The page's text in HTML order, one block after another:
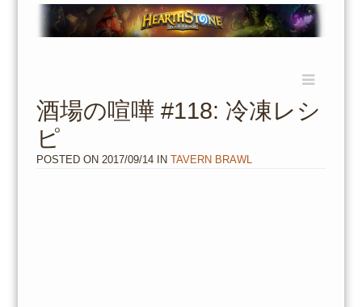
content
酒場の喧嘩 #118: 冷凍レシ
ピ
POSTED ON 2017/09/14IN TAVERN BRAWL